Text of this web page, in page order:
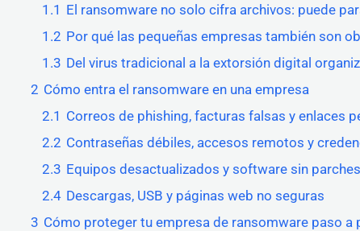
1.1 El ransomware no solo cifra archivos: puede
1.2 Por qué las pequeñas empresas también son
1.3 Del virus tradicional a la extorsión digital
2 Cómo entra el ransomware en una empresa
2.1 Correos de phishing, facturas falsas y enlaces
2.2 Contraseñas débiles, accesos remotos y
2.3 Equipos desactualizados y software sin parches
2.4 Descargas, USB y páginas web no seguras
3 Cómo proteger tu empresa de ransomware paso a